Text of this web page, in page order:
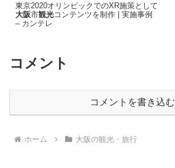
東京2020オリンピックでのXR施策として
大阪市観光コンテンツを制作 | 実施事例
– カンテレ
コメント
コメントを書き込む
ホーム 大阪の観光・旅行